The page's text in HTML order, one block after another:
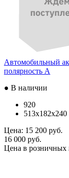
Автомобильный
полярность A
● В наличии
920
513x182x240
Цена: 15 200 руб.
16 000 руб.
Цена в розничных